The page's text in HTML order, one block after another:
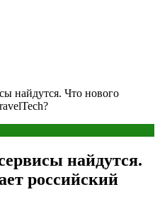
найдутся. Что нового
найдутся.
российский